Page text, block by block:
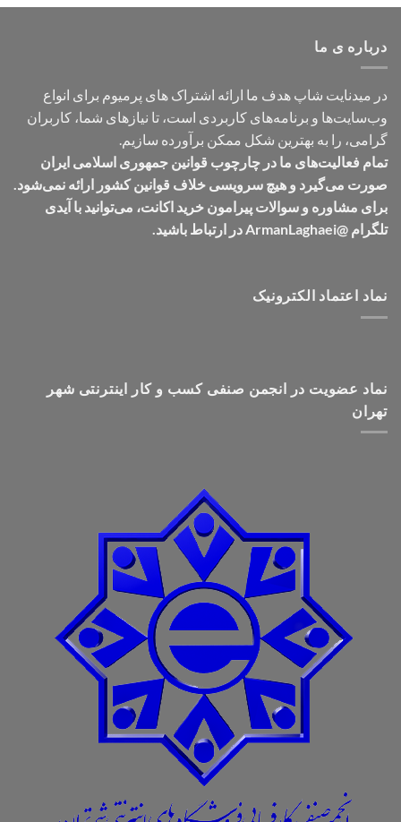
تا
درباره ی ما
در میدنایت شاپ هدف ما ارائه اشتراک های پرمیوم برای انواع
وب‌سایت‌ها و برنامه‌های کاربردی است، تا نیازهای شما، کاربران
گرامی، را به بهترین شکل ممکن برآورده سازیم.
تمام فعالیت‌های ما در چارچوب قوانین جمهوری اسلامی ایران
صورت می‌گیرد و هیچ سرویسی خلاف قوانین کشور ارائه نمی‌شود.
برای مشاوره و سوالات پیرامون خرید اکانت، می‌توانید با آیدی
تلگرام @ArmanLaghaei در ارتباط باشید.
نماد اعتماد الکترونیک
نماد عضویت در انجمن صنفی کسب و کار اینترنتی شهر
تهران